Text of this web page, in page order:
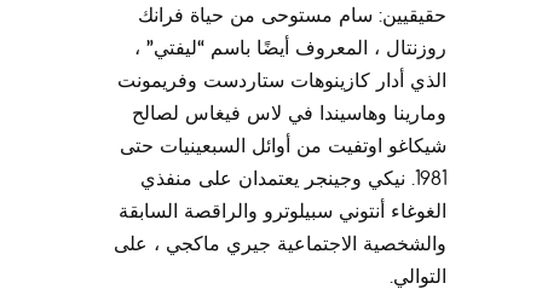
حقيقيين: سام مستوحى من حياة فرانك
روزنتال ، المعروف أيضًا باسم “ليفتي” ،
الذي أدار كازينوهات ستاردست وفريمونت
ومارينا وهاسيندا في لاس فيغاس لصالح
شيكاغو اوتفيت من أوائل السبعينيات حتى
1981. نيكي وجينجر يعتمدان على منفذي
الغوغاء أنتوني سبيلوترو والراقصة السابقة
والشخصية الاجتماعية جيري ماكجي ، على
التوالي.